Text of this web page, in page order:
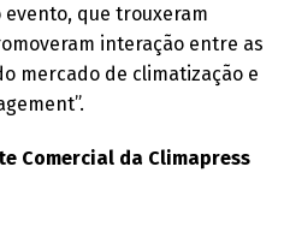
que trouxeram
interação entre as
mercado de climatização e
Comercial da Climapress